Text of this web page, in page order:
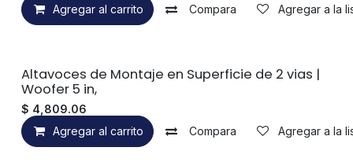
Agregar al carrito
Compara Agregar a la
Altavoces de Montaje en Superficie de 2 vias |
Woofer 5 in,
$ 4,809.06
Agregar al carrito
Compara Agregar a la